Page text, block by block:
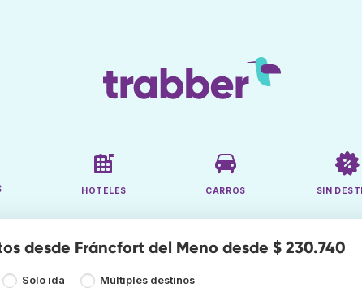
HOTELES CARROS SIN
desde Fráncfort del Meno desde $ 230.740
Solo ida Múltiples destinos